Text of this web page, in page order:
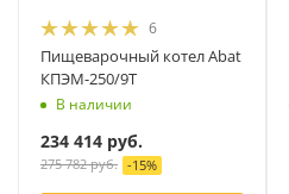
6
Пищеварочный котел Abat
КПЭМ-250/9Т
В наличии
234 414 руб.
275 782руб. -15%